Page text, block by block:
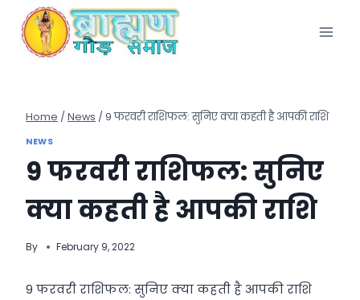
content
Home / News / 9 फरवरी राशिफल: सुनिए क्या कहती है आपकी राशि
NEWS
9 फरवरी राशिफल: सुनिए
क्या कहती है आपकी राशि
By February 9, 2022
9 फरवरी राशिफल: सुनिए क्या कहती है आपकी राशि